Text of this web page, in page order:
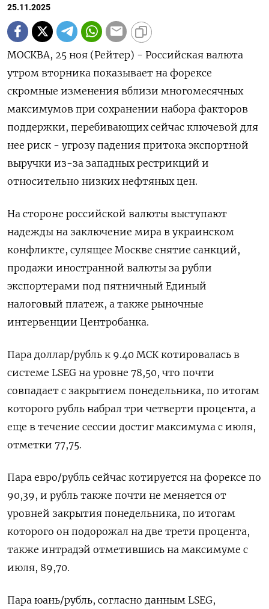
25.11.2025
МОСКВА, 25 ноя (Рейтер) - Российская валюта
утром вторника показывает на форексе
скромные изменения вблизи многомесячных
максимумов при сохранении набора факторов
поддержки, перебивающих сейчас ключевой для
нее риск - угрозу падения притока экспортной
выручки из-за западных рестрикций и
относительно низких нефтяных цен.
На стороне российской валюты выступают
надежды на заключение мира в украинском
конфликте, сулящее Москве снятие санкций,
продажи иностранной валюты за рубли
экспортерами под пятничный Единый
налоговый платеж, а также рыночные
интервенции Центробанка.
Пара доллар/рубль к 9.40 МСК котировалась в
системе LSEG на уровне 78,50, что почти
совпадает с закрытием понедельника, по итогам
которого рубль набрал три четверти процента, а
еще в течение сессии достиг максимума с июля,
отметки 77,75.
Пара евро/рубль сейчас котируется на форексе по
90,39, и рубль также почти не меняется от
уровней закрытия понедельника, по итогам
которого он подорожал на две трети процента,
также интрадэй отметившись на максимуме с
июля, 89,70.
Пара юань/рубль, согласно данным LSEG,